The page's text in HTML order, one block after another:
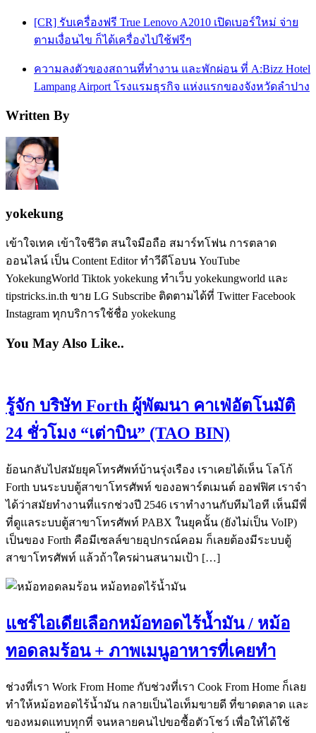
[CR] รับเครื่องฟรี True Lenovo A2010 เปิดเบอร์ใหม่ จ่าย
ตามเงื่อนไข ก็ได้เครื่องไปใช้ฟรีๆ
ความลงตัวของสถานที่ทำงาน และพักผ่อน ที่ A:Bizz Hotel
Lampang Airport โรงแรมธุรกิจ แห่งแรกของจังหวัดลำปาง
Written By
yokekung
เข้าใจเทค เข้าใจชีวิต สนใจมือถือ สมาร์ทโฟน การตลาด
ออนไลน์ เป็น Content Editor ทำวีดีโอบน YouTube
YokekungWorld Tiktok yokekung ทำเว็บ yokekungworld และ
tipstricks.in.th ขาย LG Subscribe ติดตามได้ที่ Twitter Facebook
Instagram ทุกบริการใช้ชื่อ yokekung
You May Also Like..
รู้จัก บริษัท Forth ผู้พัฒนา คาเฟ่อัตโนมัติ
24 ชั่วโมง “เต่าบิน” (TAO BIN)
ย้อนกลับไปสมัยยุคโทรศัพท์บ้านรุ่งเรือง เราเคยได้เห็น โลโก้
Forth บนระบบตู้สาขาโทรศัพท์ ของอพาร์ตเมนต์ ออฟฟิศ เราจำ
ได้ว่าสมัยทำงานที่แรกช่วงปี 2546 เราทำงานกับทีมไอที เห็นมีพี่
ที่ดูแลระบบตู้สาขาโทรศัพท์ PABX ในยุคนั้น (ยังไม่เป็น VoIP)
เป็นของ Forth คือมีเซลล์ขายอุปกรณ์คอม ก็เลยต้องมีระบบตู้
สาขาโทรศัพท์ แล้วถ้าใครผ่านสนามเป้า […]
แชร์ไอเดียเลือกหม้อทอดไร้น้ำมัน / หม้อ
ทอดลมร้อน + ภาพเมนูอาหารที่เคยทำ
ช่วงที่เรา Work From Home กับช่วงที่เรา Cook From Home ก็เลย
ทำให้หม้อทอดไร้น้ำมัน กลายเป็นไอเท็มขายดี ที่ขาดตลาด และ
ของหมดแทบทุกที่ จนหลายคนไปขอซื้อตัวโชว์ เพื่อให้ได้ใช้